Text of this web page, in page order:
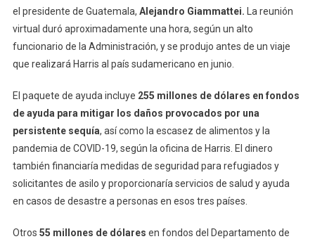
A
Centroamérica
Para
Frenar
Fronteriza
el presidente de Guatemala, Alejandro Giammattei. La reunión
virtual duró aproximadamente una hora, según un alto
funcionario de la Administración, y se produjo antes de un viaje
que realizará Harris al país sudamericano en junio.
El paquete de ayuda incluye 255 millones de dólares en fondos
de ayuda para mitigar los daños provocados por una
persistente sequía, así como la escasez de alimentos y la
pandemia de COVID-19, según la oficina de Harris. El dinero
también financiaría medidas de seguridad para refugiados y
solicitantes de asilo y proporcionaría servicios de salud y ayuda
en casos de desastre a personas en esos tres países.
Otros 55 millones de dólares en fondos del Departamento de